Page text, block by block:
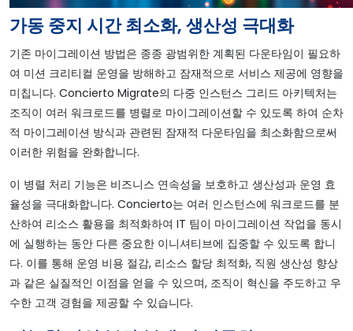
가동 중지 시간 최소화, 생산성 극대화
기존 마이그레이션 방법은 종종 광범위한 계획된 다운타임이 필요하
여 미션 크리티컬 운영을 방해하고 잠재적으로 서비스 제공에 영향을
미칩니다. Concierto Migrate의 다중 인스턴스 그리드 아키텍처는
조직이 여러 워크로드를 병렬로 마이그레이션할 수 있도록 하여 순차
적 마이그레이션 방식과 관련된 잠재적 다운타임을 최소화함으로써
이러한 위험을 완화합니다.
이 병렬 처리 기능은 비즈니스 연속성을 보호하고 생산성과 운영 효
율성을 극대화합니다. Concierto는 여러 인스턴스에 워크로드를 분
산하여 리소스 활용을 최적화하여 IT 팀이 마이그레이션 작업을 동시
에 실행하는 동안 다른 중요한 이니셔티브에 집중할 수 있도록 합니
다. 이를 통해 운영 비용 절감, 리소스 할당 최적화, 직원 생산성 향상
과 같은 실질적인 이점을 얻을 수 있으며, 조직이 혁신을 주도하고 우
수한 고객 경험을 제공할 수 있습니다.